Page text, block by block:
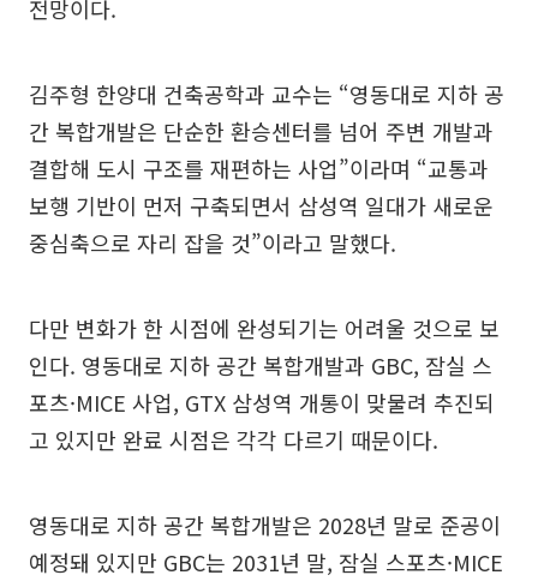
전망이다.
김주형 한양대 건축공학과 교수는 “영동대로 지하 공
간 복합개발은 단순한 환승센터를 넘어 주변 개발과
결합해 도시 구조를 재편하는 사업”이라며 “교통과
보행 기반이 먼저 구축되면서 삼성역 일대가 새로운
중심축으로 자리 잡을 것”이라고 말했다.
다만 변화가 한 시점에 완성되기는 어려울 것으로 보
인다. 영동대로 지하 공간 복합개발과 GBC, 잠실 스
포츠·MICE 사업, GTX 삼성역 개통이 맞물려 추진되
고 있지만 완료 시점은 각각 다르기 때문이다.
영동대로 지하 공간 복합개발은 2028년 말로 준공이
예정돼 있지만 GBC는 2031년 말, 잠실 스포츠·MICE